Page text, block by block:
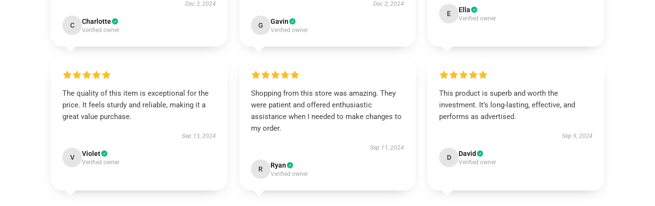
Dec 3, 2024
C Charlotte
Verified owner
Dec 2, 2024
G Gavin
Verified owner
E Ella
Verified owner
The quality of this item is exceptional for the
price. It feels sturdy and reliable, making it a
great value purchase.
Sep 13, 2024
V Violet
Verified owner
Shopping from this store was amazing. They
were patient and offered enthusiastic
assistance when I needed to make changes to
my order.
Sep 11, 2024
R Ryan
Verified owner
This product is superb and worth the
investment. It’s long-lasting, effective, and
performs as advertised.
Sep 9, 2024
D David
Verified owner